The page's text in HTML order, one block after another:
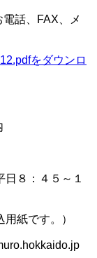
話、FAX、メ
をダウンロ
８：４５～１
紙です。）